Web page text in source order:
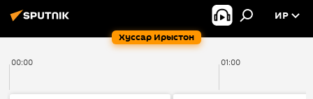
Хуссар Ирыстон
ИР
00:00 01:00